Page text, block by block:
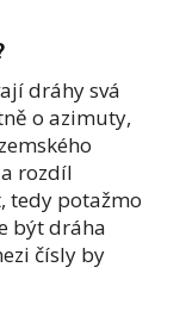
dráhy svá
o azimuty,
rozdíl
tedy potažmo
být dráha
čísly by